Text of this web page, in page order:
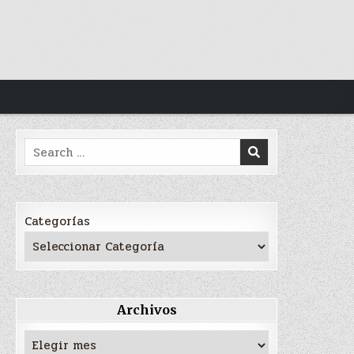
Search
for:
Categorías
Archivos
Archivos